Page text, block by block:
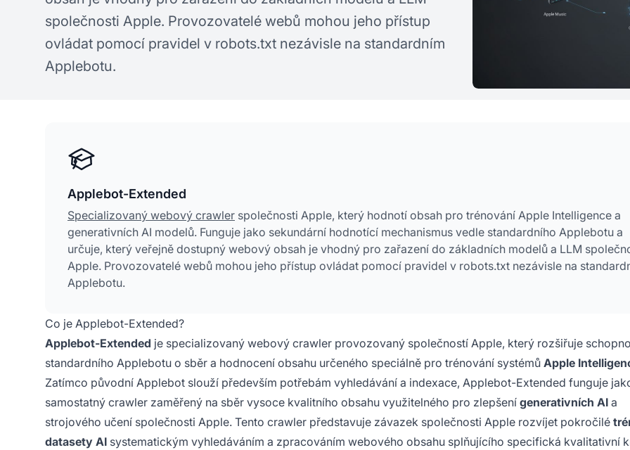
společnosti Apple. Provozovatelé webů mohou jeho přístup
ovládat pomocí pravidel v robots.txt nezávisle na standardním
Applebotu.
Applebot-Extended
Specializovaný webový crawler společnosti Apple, který hodnotí obsah pro trénování Apple Intelligence a
generativních AI modelů. Funguje jako sekundární hodnotící mechanismus vedle standardního Applebotu a
určuje, který veřejně dostupný webový obsah je vhodný pro zařazení do základních modelů a LLM
Apple. Provozovatelé webů mohou jeho přístup ovládat pomocí pravidel v robots.txt nezávisle na
Applebotu.
Co je Applebot-Extended?
Applebot-Extended je specializovaný webový crawler provozovaný společností Apple, který rozšiřuje
standardního Applebotu o sběr a hodnocení obsahu určeného speciálně pro trénování systémů Apple
Zatímco původní Applebot slouží především potřebám vyhledávání a indexace, Applebot-Extended funguje
samostatný crawler zaměřený na sběr vysoce kvalitního obsahu využitelného pro zlepšení generativních AI a
strojového učení společnosti Apple. Tento crawler představuje závazek společnosti Apple rozvíjet pokročilé
datasety AI systematickým vyhledáváním a zpracováním webového obsahu splňujícího specifická kvalitativní